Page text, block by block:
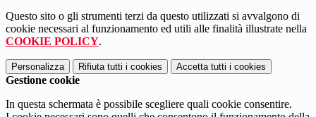
Questo sito o gli strumenti terzi da questo utilizzati si avvalgono di
cookie necessari al funzionamento ed utili alle finalità illustrate nella
COOKIE POLICY.
Personalizza Rifiuta tutti i cookies Accetta tutti i cookies
Gestione cookie
In questa schermata è possibile scegliere quali cookie consentire.